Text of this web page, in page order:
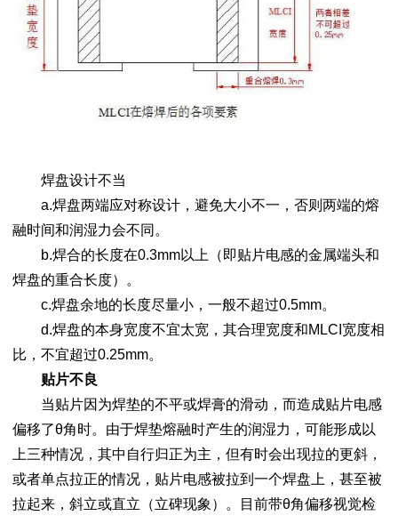
焊盘设计不当
a.焊盘两端应对称设计，避免大小不一，否则两端的熔
融时间和润湿力会不同。
b.焊合的长度在0.3mm以上（即贴片电感的金属端头和
焊盘的重合长度）。
c.焊盘余地的长度尽量小，一般不超过0.5mm。
d.焊盘的本身宽度不宜太宽，其合理宽度和MLCI宽度相
比，不宜超过0.25mm。
贴片不良
当贴片因为焊垫的不平或焊膏的滑动，而造成贴片电感
偏移了θ角时。由于焊垫熔融时产生的润湿力，可能形成以
上三种情况，其中自行归正为主，但有时会出现拉的更斜，
或者单点拉正的情况，贴片电感被拉到一个焊盘上，甚至被
拉起来，斜立或直立（立碑现象）。目前带θ角偏移视觉检